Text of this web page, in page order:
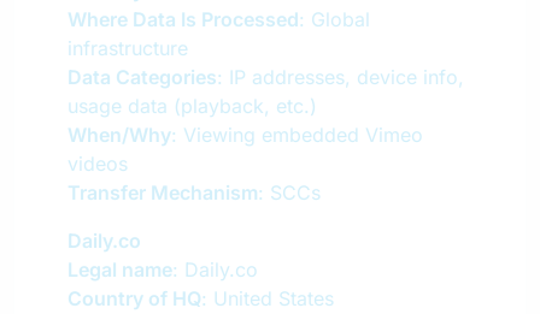
Where Data Is Processed: Global
infrastructure
Data Categories: IP addresses, device info,
usage data (playback, etc.)
When/Why: Viewing embedded Vimeo
videos
Transfer Mechanism: SCCs
Daily.co
Legal name: Daily.co
Country of HQ: United States